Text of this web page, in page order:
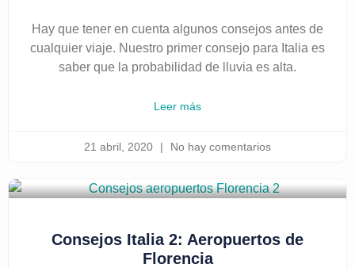
Hay que tener en cuenta algunos consejos antes de
cualquier viaje. Nuestro primer consejo para Italia es
saber que la probabilidad de lluvia es alta.
Leer más
21 abril, 2020 No hay comentarios
Consejos Italia 2: Aeropuertos de
Florencia